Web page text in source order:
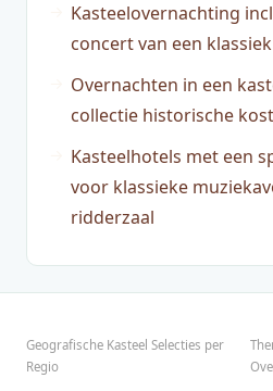
Kasteelovernachting
concert van een
Overnachten in een
collectie historische
Kasteelhotels met een
voor klassieke
ridderzaal
Geografische Kasteel Selecties per
Regio